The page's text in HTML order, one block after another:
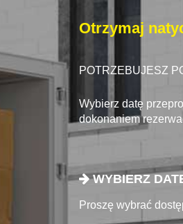
Otrzymaj
POTRZEBUJESZ
Wybierz datę
dokonaniem
WYBIERZ
Proszę wybrać